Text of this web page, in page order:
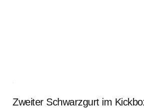
Zweiter Schwarzgurt im